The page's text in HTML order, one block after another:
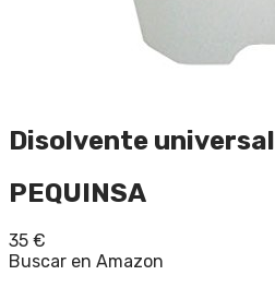
Disolvente universal
PEQUINSA
35 €
Buscar en Amazon